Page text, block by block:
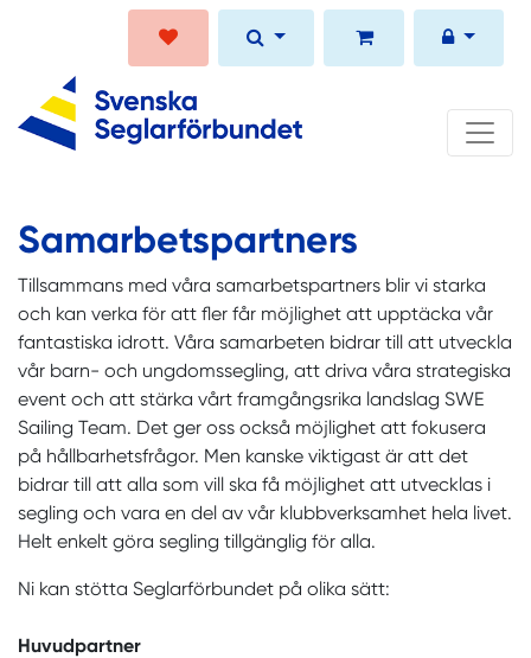
Samarbetspartners
Tillsammans med våra samarbetspartners blir vi starka
och kan verka för att fler får möjlighet att upptäcka vår
fantastiska idrott. Våra samarbeten bidrar till att utveckla
vår barn- och ungdomssegling, att driva våra strategiska
event och att stärka vårt framgångsrika landslag SWE
Sailing Team. Det ger oss också möjlighet att fokusera
på hållbarhetsfrågor. Men kanske viktigast är att det
bidrar till att alla som vill ska få möjlighet att utvecklas i
segling och vara en del av vår klubbverksamhet hela livet.
Helt enkelt göra segling tillgänglig för alla.
Ni kan stötta Seglarförbundet på olika sätt:
Huvudpartner